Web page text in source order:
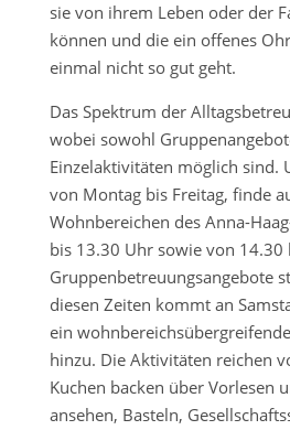
sie von ihrem Leben oder der
können und die ein offenes
einmal nicht so gut geht.
Das Spektrum der
wobei sowohl
Einzelaktivitäten möglich sind.
von Montag bis Freitag, finde
Wohnbereichen des Anna-
bis 13.30 Uhr sowie von 14.30
Gruppenbetreuungsangebote
diesen Zeiten kommt an
ein
hinzu. Die Aktivitäten reichen
Kuchen backen über Vorlesen
ansehen, Basteln,